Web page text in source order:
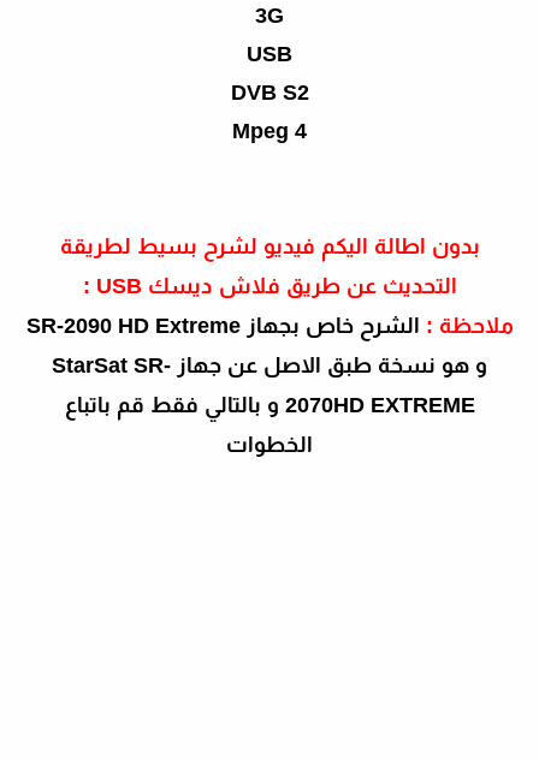
3G
USB
DVB S2
Mpeg 4
بدون اطالة اليكم فيديو لشرح بسيط لطريقة
التحديث عن طريق فلاش ديسك USB :
ملاحظة :
الشرح خاص بجهاز SR-2090 HD Extreme
و هو نسخة طبق الاصل عن جهاز StarSat SR-
2070HD EXTREME و بالتالي فقط قم باتباع
الخطوات